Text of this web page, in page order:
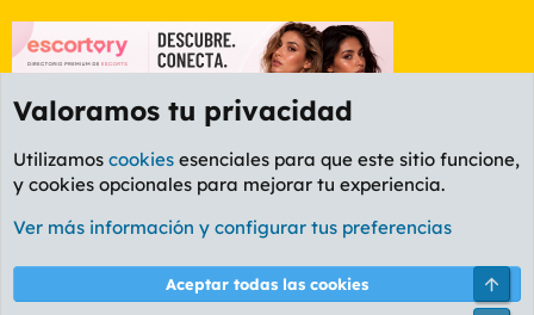
Etiquetas
Cookies
PL OLDSTYLE AMARILLO
Términos y reglas Política de privacidad Ayuda
Valoramos tu privacidad
Utilizamos cookies esenciales para que este sitio funcione,
y cookies opcionales para mejorar tu experiencia.
Ver más información y configurar tus preferencias
Aceptar todas las cookies